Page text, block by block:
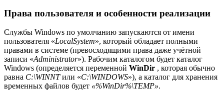
Права пользователя и особенности реализации
Службы Windows по умолчанию запускаются от имени
пользователя «LocalSystem», который обладает полными
правами в системе (превосходящими права даже учётной
записи «Administrator»). Рабочим каталогом будет каталог
Windows (определяется переменной WinDir , которая обычно
равна C:\WINNTили «C:\WINDOWS»), а каталог для хранения
временных файлов будет «%WinDir%\TEMP».